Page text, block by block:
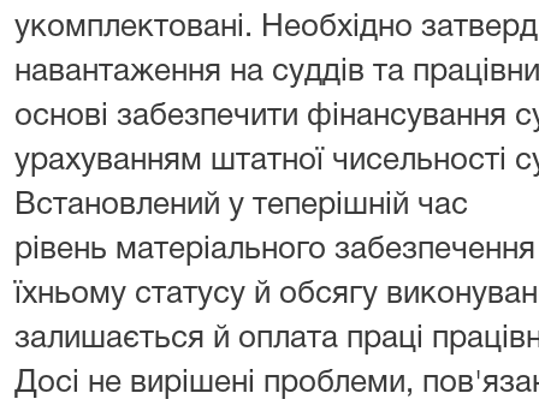
укомплектовані. Необхідно
навантаження на суддів та
основі забезпечити фінансування
урахуванням штатної чисельності
Встановлений у теперішній час
рівень матеріального
їхньому статусу й обсягу
залишається й оплата праці
Досі не вирішені проблеми,